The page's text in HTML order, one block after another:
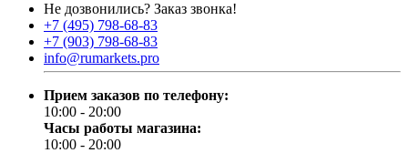
Не дозвонились? Заказ звонка!
+7 (495) 798-68-83
+7 (903) 798-68-83
info@rumarkets.pro
Прием заказов по телефону:
10:00 - 20:00
Часы работы магазина:
10:00 - 20:00